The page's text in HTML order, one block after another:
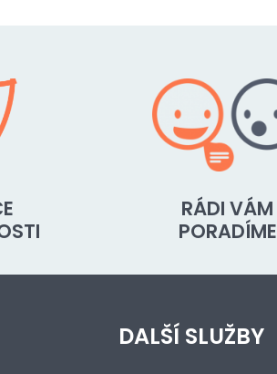
RÁDI VÁM
PORADÍME
DALŠÍ SLUŽBY